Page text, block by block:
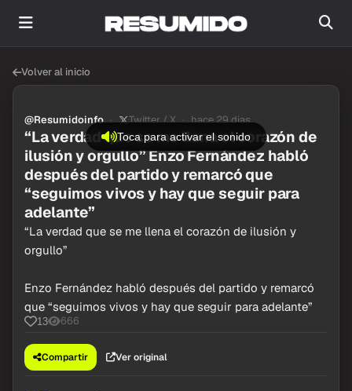
Volver al inicio
Toca para activar el sonido
@Resumidoinfo Twitter / X hace 29 dias
“La verdad que se me llena el corazón de
ilusión y orgullo” Enzo Fernández habló
después del partido y remarcó que
“seguimos vivos y hay que seguir para
adelante”
“La verdad que se me llena el corazón de ilusión y
orgullo”
Enzo Fernández habló después del partido y remarcó
que “seguimos vivos y hay que seguir para adelante”
13 666
Compartir Ver original